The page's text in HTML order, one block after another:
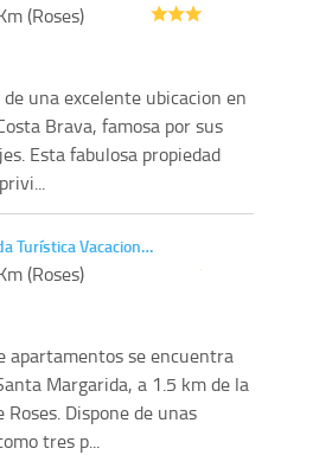
(Roses)
una excelente ubicacion en
Brava, famosa por sus
Esta fabulosa propiedad
Turística Vacacion…
(Roses)
apartamentos se encuentra
Margarida, a 1.5 km de la
Dispone de unas
tres p...